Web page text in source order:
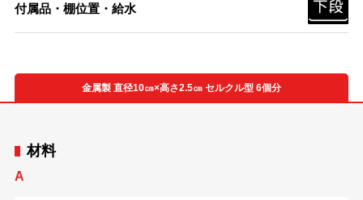
付属品・棚位置・給水
金属製 直径10㎝×高さ2.5㎝ セルクル型 6個分
材料
A